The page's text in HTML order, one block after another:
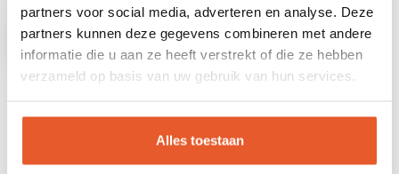
partners voor social media, adverteren en analyse. Deze
partners kunnen deze gegevens combineren met andere
informatie die u aan ze heeft verstrekt of die ze hebben
verzameld op basis van uw gebruik van hun services.
Alles toestaan
VRAAG DIRECT EEN OFFERTE AAN!
Wat is een gezinstuin?
De naam zegt het al: een tuin voor het hele gezin. Een tuin waar je met het
hele gezin ontspant en geniet. Dit varieert van een speelplek voor de
kinderen tot een rustige hoek waar u met vrienden lekker gaat barbecueën.